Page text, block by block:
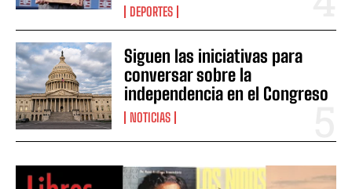
DEPORTES
Siguen las iniciativas para
conversar sobre la
independencia en el Congreso
NOTICIAS